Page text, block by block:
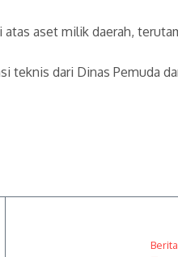
aset milik daerah,
dari Dinas Pemuda